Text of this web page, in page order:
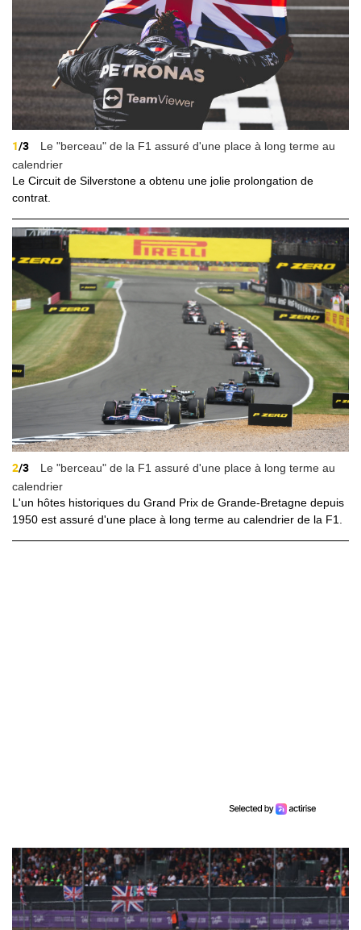
1/3
Le "berceau" de la F1 assuré d'une place à long terme au
calendrier
Le Circuit de Silverstone a obtenu une jolie prolongation de
contrat.
2/3
Le "berceau" de la F1 assuré d'une place à long terme au
calendrier
L'un hôtes historiques du Grand Prix de Grande-Bretagne depuis
1950 est assuré d'une place à long terme au calendrier de la F1.